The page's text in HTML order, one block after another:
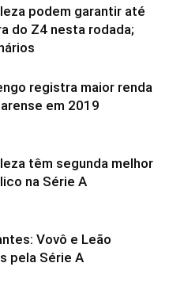
podem garantir até
do Z4 nesta rodada;
registra maior renda
em 2019
têm segunda melhor
na Série A
Vovô e Leão
pela Série A